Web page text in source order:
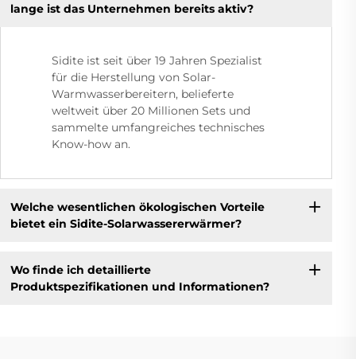
lange ist das Unternehmen bereits aktiv?
Sidite ist seit über 19 Jahren Spezialist
für die Herstellung von Solar-
Warmwasserbereitern, belieferte
weltweit über 20 Millionen Sets und
sammelte umfangreiches technisches
Know-how an.
Welche wesentlichen ökologischen Vorteile
bietet ein Sidite-Solarwassererwärmer?
Wo finde ich detaillierte
Produktspezifikationen und Informationen?